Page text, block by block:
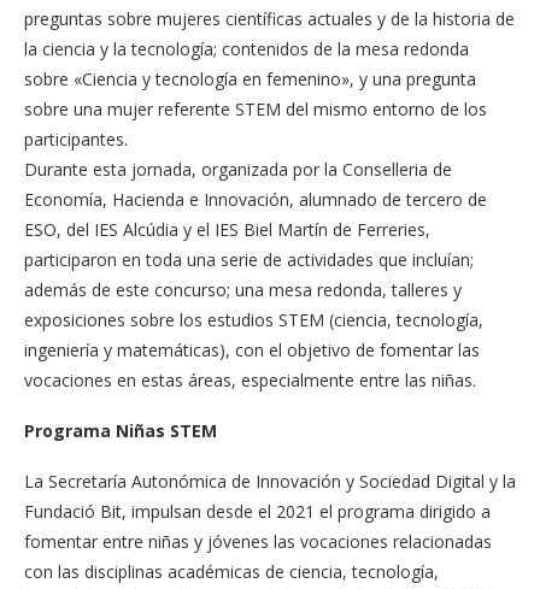
preguntas sobre mujeres científicas actuales y de la historia de
la ciencia y la tecnología; contenidos de la mesa redonda
sobre «Ciencia y tecnología en femenino», y una pregunta
sobre una mujer referente STEM del mismo entorno de los
participantes.
Durante esta jornada, organizada por la Conselleria de
Economía, Hacienda e Innovación, alumnado de tercero de
ESO, del IES Alcúdia y el IES Biel Martín de Ferreries,
participaron en toda una serie de actividades que incluían;
además de este concurso; una mesa redonda, talleres y
exposiciones sobre los estudios STEM (ciencia, tecnología,
ingeniería y matemáticas), con el objetivo de fomentar las
vocaciones en estas áreas, especialmente entre las niñas.
Programa Niñas STEM
La Secretaría Autonómica de Innovación y Sociedad Digital y la
Fundació Bit, impulsan desde el 2021 el programa dirigido a
fomentar entre niñas y jóvenes las vocaciones relacionadas
con las disciplinas académicas de ciencia, tecnología,